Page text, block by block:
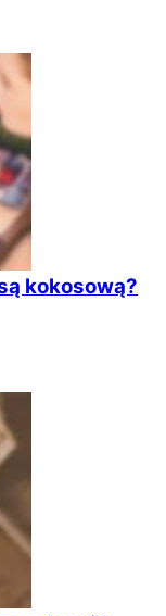
kokosową?